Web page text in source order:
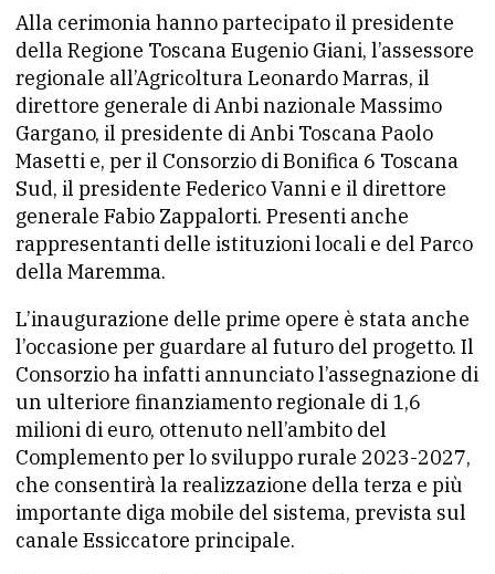
Alla cerimonia hanno partecipato il presidente
della Regione Toscana Eugenio Giani, l’assessore
regionale all’Agricoltura Leonardo Marras, il
direttore generale di Anbi nazionale Massimo
Gargano, il presidente di Anbi Toscana Paolo
Masetti e, per il Consorzio di Bonifica 6 Toscana
Sud, il presidente Federico Vanni e il direttore
generale Fabio Zappalorti. Presenti anche
rappresentanti delle istituzioni locali e del Parco
della Maremma.
L’inaugurazione delle prime opere è stata anche
l’occasione per guardare al futuro del progetto. Il
Consorzio ha infatti annunciato l’assegnazione di
un ulteriore finanziamento regionale di 1,6
milioni di euro, ottenuto nell’ambito del
Complemento per lo sviluppo rurale 2023-2027,
che consentirà la realizzazione della terza e più
importante diga mobile del sistema, prevista sul
canale Essiccatore principale.